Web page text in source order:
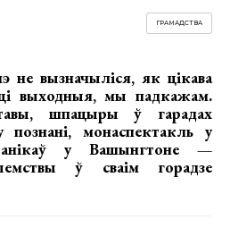
ГРАМАДСТВА
не вызначыліся, як цікава
выходныя, мы падкажам.
шпацыры ў гарадах
познані, монаспектакль у
у Вашынгтоне —
ў сваім горадзе